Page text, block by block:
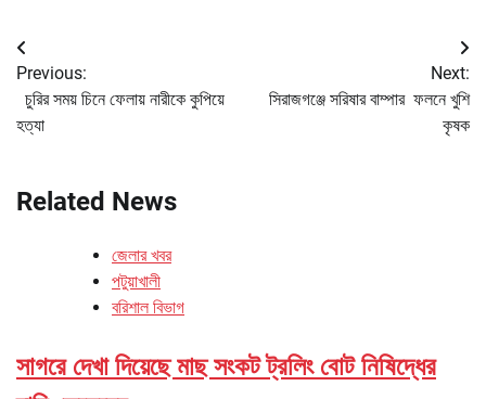
Post
navigation
Previous:
চুরির সময় চিনে ফেলায় নারীকে কুপিয়ে
হত্যা
Next:
সিরাজগঞ্জে সরিষার বাম্পার ফলনে খুশি
কৃষক
Related News
জেলার খবর
পটুয়াখালী
বরিশাল বিভাগ
সাগরে দেখা দিয়েছে মাছ সংকট ট্রলিং বোট নিষিদ্ধের